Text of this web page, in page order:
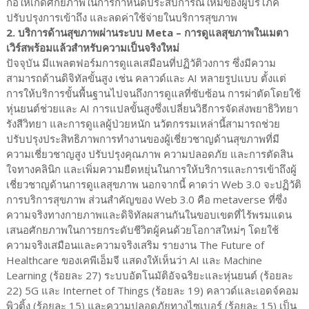
ปรับปรุงการเข้าถึง และลดค่าใช้จ่ายในบริการสุขภาพ
2. บริการด้านสุขภาพผ่านระบบ Meta – การดูแลสุขภาพในเมตา
เวิร์สพร้อมแล้วสำหรับความเป็นจริงใหม่
ปัจจุบัน มีแพลตฟอร์มการดูแลเสมือนที่ปฏิวัติวงการ ซึ่งมีความ
สามารถด้านดิจิทัลขั้นสูง เช่น คลาวด์และ AI หลายรูปแบบ ตั้งแต่
การให้บริการขั้นพื้นฐานไปจนถึงการดูแลที่ซับซ้อน การผ่าตัดโดยใช้
หุ่นยนต์ช่วยและ AI การแปลขั้นสูงซึ่งเปลี่ยนวิธีการจัดส่งพยาธิวิทยา
รังสีวิทยา และการดูแลผู้ป่วยหนัก นวัตกรรมเหล่านี้สามารถช่วย
ปรับปรุงประสิทธิภาพการทำงานของผู้เชี่ยวชาญด้านสุขภาพที่มี
ความเชี่ยวชาญสูง ปรับปรุงคุณภาพ ความปลอดภัย และการตัดสิน
ใจทางคลินิก และเพิ่มความยืดหยุ่นในการให้บริการและการเข้าถึงผู้
เชี่ยวชาญด้านการดูแลสุขภาพ นอกจากนี้ คาดว่า Web 3.0 จะปฏิวัติ
การบริการสุขภาพ ส่วนสำคัญของ Web 3.0 คือ metaverse ที่ซึ่ง
ความจริงทางกายภาพและดิจิทัลผสานกันในขอบเขตที่ไร้พรมแดน
เสนอศักยภาพในการยกระดับชีวิตผู้คนด้วยโอกาสใหม่ๆ โดยใช้
ความจริงเสมือนและความจริงเสริม รายงาน The Future of
Healthcare ของเคพีเอ็มจี แสดงให้เห็นว่า AI และ Machine
Learning (ร้อยละ 27) ระบบอัตโนมัติอัจฉริยะและหุ่นยนต์ (ร้อยละ
22) 5G และ Internet of Things (ร้อยละ 19) คลาวด์และเอดจ์คอม
พิวติ้ง (ร้อยละ 15) และความปลอดภัยทางไซเบอร์ (ร้อยละ 15) เป็น